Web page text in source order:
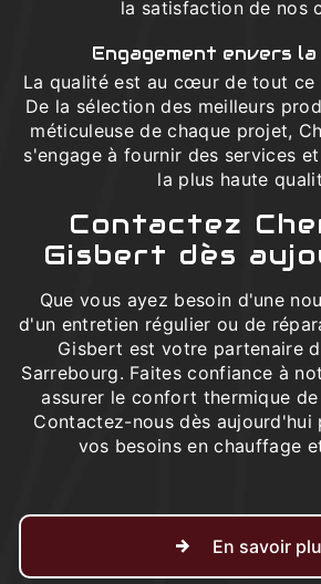
la satisfaction de nos
Engagement envers
La qualité est au cœur de tout ce
De la sélection des meilleurs
méticuleuse de chaque projet,
s'engage à fournir des services
la plus haute
Contactez
Gisbert dès
Que vous ayez besoin d'une
d'un entretien régulier ou de
Gisbert est votre partenaire
Sarrebourg. Faites confiance à
assurer le confort thermique
Contactez-nous dès aujourd'hui
vos besoins en chauffage
En savoir